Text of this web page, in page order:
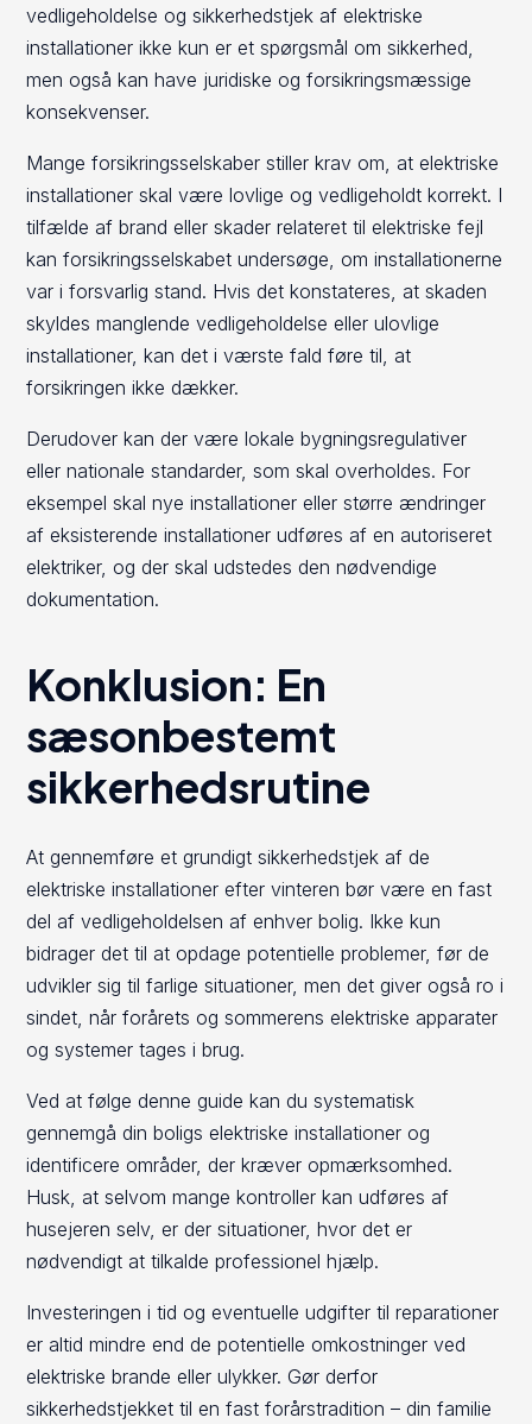
vedligeholdelse og sikkerhedstjek af elektriske
installationer ikke kun er et spørgsmål om sikkerhed,
men også kan have juridiske og forsikringsmæssige
konsekvenser.
Mange forsikringsselskaber stiller krav om, at elektriske
installationer skal være lovlige og vedligeholdt korrekt. I
tilfælde af brand eller skader relateret til elektriske fejl
kan forsikringsselskabet undersøge, om installationerne
var i forsvarlig stand. Hvis det konstateres, at skaden
skyldes manglende vedligeholdelse eller ulovlige
installationer, kan det i værste fald føre til, at
forsikringen ikke dækker.
Derudover kan der være lokale bygningsregulativer
eller nationale standarder, som skal overholdes. For
eksempel skal nye installationer eller større ændringer
af eksisterende installationer udføres af en autoriseret
elektriker, og der skal udstedes den nødvendige
dokumentation.
Konklusion: En
sæsonbestemt
sikkerhedsrutine
At gennemføre et grundigt sikkerhedstjek af de
elektriske installationer efter vinteren bør være en fast
del af vedligeholdelsen af enhver bolig. Ikke kun
bidrager det til at opdage potentielle problemer, før de
udvikler sig til farlige situationer, men det giver også ro i
sindet, når forårets og sommerens elektriske apparater
og systemer tages i brug.
Ved at følge denne guide kan du systematisk
gennemgå din boligs elektriske installationer og
identificere områder, der kræver opmærksomhed.
Husk, at selvom mange kontroller kan udføres af
husejeren selv, er der situationer, hvor det er
nødvendigt at tilkalde professionel hjælp.
Investeringen i tid og eventuelle udgifter til reparationer
er altid mindre end de potentielle omkostninger ved
elektriske brande eller ulykker. Gør derfor
sikkerhedstjekket til en fast forårstradition – din familie